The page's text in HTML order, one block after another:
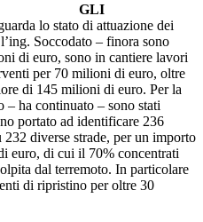
GLI
lo stato di attuazione dei
Soccodato – finora sono
di euro, sono in cantiere lavori
per 70 milioni di euro, oltre
di 145 milioni di euro. Per la
– ha continuato – sono stati
portato ad identificare 236
diverse strade, per un importo
euro, di cui il 70% concentrati
dal terremoto. In particolare
di ripristino per oltre 30